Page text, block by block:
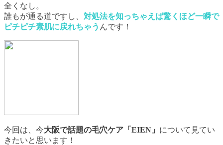
全くなし。
誰もが通る道ですし、 対処法を知っちゃえば驚くほど一瞬で
ピチピチ素肌に戻れちゃう んです！
今回は、今大阪で話題の毛穴ケア「EIEN」 について見てい
きたいと思います！